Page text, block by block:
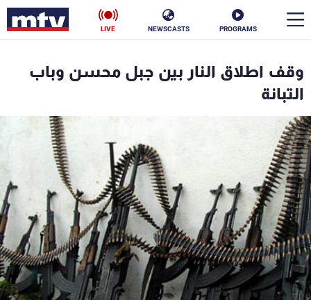
PROGRAMS
NEWSCASTS
LIVE
وقف اطلاق النار بين جبل محسن وباب
التبانة
الأخبار
سياسة
إقتصاد فن
منوعات رياضة
كأس العالم
البرامج